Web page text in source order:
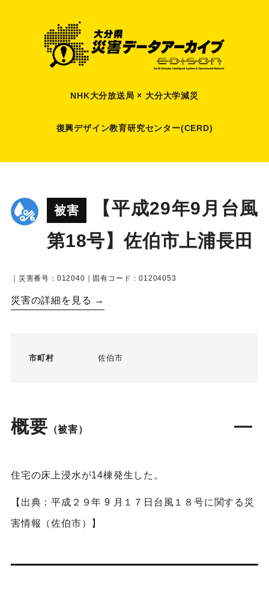
NHK大分放送局 × 大分大学減災
復興デザイン教育研究センター(CERD)
被害
【平成29年9月台風
第18号】佐伯市上浦長田
｜災害番号：012040｜固有コード：01204053
災害の詳細を見る →
市町村 佐伯市
概要 （被害）
住宅の床上浸水が14棟発生した。
【出典：平成２９年 9 月１７日台風１８号に関する災
害情報（佐伯市）】